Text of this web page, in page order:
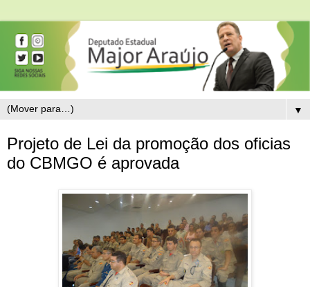
▼
Projeto de Lei da promoção dos oficias
do CBMGO é aprovada